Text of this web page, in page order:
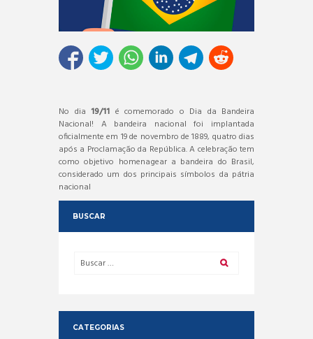
No dia 19/11 é comemorado o Dia da Bandeira
Nacional! A bandeira nacional foi implantada
oficialmente em 19 de novembro de 1889, quatro dias
após a Proclamação da República. A celebração tem
como objetivo homenagear a bandeira do Brasil,
considerado um dos principais símbolos da pátria
nacional
BUSCAR
CATEGORIAS